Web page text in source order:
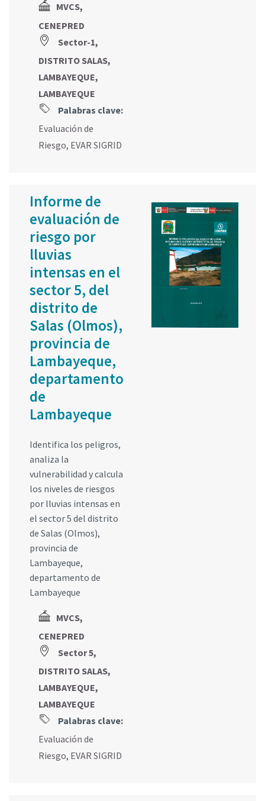
MVCS,
CENEPRED
Sector-1,
DISTRITO SALAS,
LAMBAYEQUE,
LAMBAYEQUE
Palabras clave:
Evaluación de
Riesgo, EVAR SIGRID
Informe de
evaluación de
riesgo por
lluvias
intensas en el
sector 5, del
distrito de
Salas (Olmos),
provincia de
Lambayeque,
departamento
de
Lambayeque
Identifica los peligros,
analiza la
vulnerabilidad y calcula
los niveles de riesgos
por lluvias intensas en
el sector 5 del distrito
de Salas (Olmos),
provincia de
Lambayeque,
departamento de
Lambayeque
MVCS,
CENEPRED
Sector 5,
DISTRITO SALAS,
LAMBAYEQUE,
LAMBAYEQUE
Palabras clave:
Evaluación de
Riesgo, EVAR SIGRID